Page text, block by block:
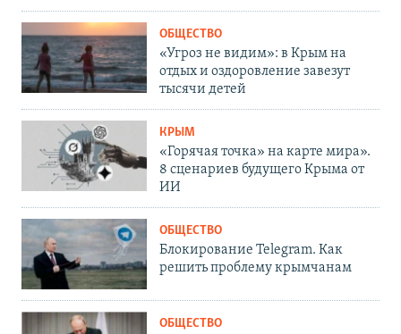
ОБЩЕСТВО
«Угроз не видим»: в Крым на
отдых и оздоровление завезут
тысячи детей
КРЫМ
«Горячая точка» на карте мира».
8 сценариев будущего Крыма от
ИИ
ОБЩЕСТВО
Блокирование Telegram. Как
решить проблему крымчанам
ОБЩЕСТВО